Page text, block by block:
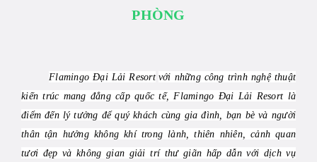
PHÒNG
Flamingo Đại Lải Resort với những công trình nghệ thuật
kiến trúc mang đẳng cấp quốc tế, Flamingo Đại Lải Resort là
điểm đến lý tưởng để quý khách cùng gia đình, bạn bè và người
thân tận hưởng không khí trong lành, thiên nhiên, cảnh quan
tươi đẹp và không gian giải trí thư giãn hấp dẫn với dịch vụ